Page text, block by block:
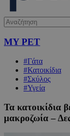
MY PET
#Γάτα
#Κατοικίδια
#Σκύλος
#Υγεία
Τα κατοικίδια
μακροζωία –